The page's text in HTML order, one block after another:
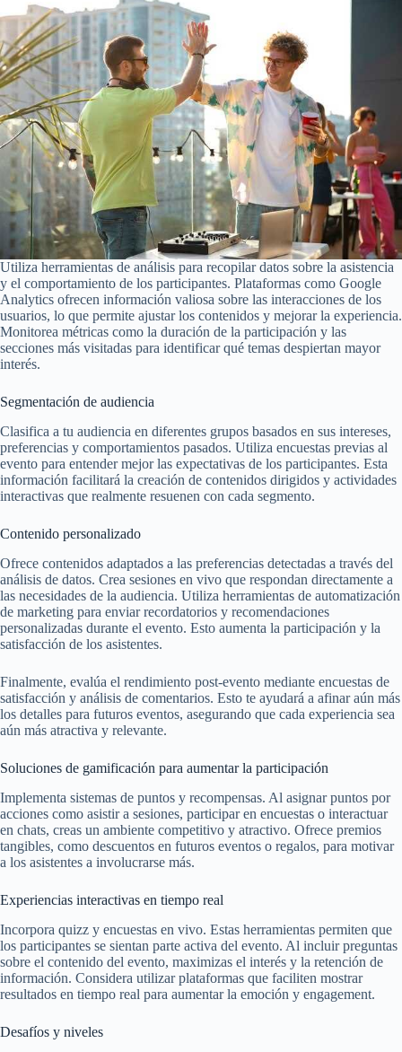
Utiliza herramientas de análisis para recopilar datos sobre la asistencia
y el comportamiento de los participantes. Plataformas como Google
Analytics ofrecen información valiosa sobre las interacciones de los
usuarios, lo que permite ajustar los contenidos y mejorar la experiencia.
Monitorea métricas como la duración de la participación y las
secciones más visitadas para identificar qué temas despiertan mayor
interés.
Segmentación de audiencia
Clasifica a tu audiencia en diferentes grupos basados en sus intereses,
preferencias y comportamientos pasados. Utiliza encuestas previas al
evento para entender mejor las expectativas de los participantes. Esta
información facilitará la creación de contenidos dirigidos y actividades
interactivas que realmente resuenen con cada segmento.
Contenido personalizado
Ofrece contenidos adaptados a las preferencias detectadas a través del
análisis de datos. Crea sesiones en vivo que respondan directamente a
las necesidades de la audiencia. Utiliza herramientas de automatización
de marketing para enviar recordatorios y recomendaciones
personalizadas durante el evento. Esto aumenta la participación y la
satisfacción de los asistentes.
Finalmente, evalúa el rendimiento post-evento mediante encuestas de
satisfacción y análisis de comentarios. Esto te ayudará a afinar aún más
los detalles para futuros eventos, asegurando que cada experiencia sea
aún más atractiva y relevante.
Soluciones de gamificación para aumentar la participación
Implementa sistemas de puntos y recompensas. Al asignar puntos por
acciones como asistir a sesiones, participar en encuestas o interactuar
en chats, creas un ambiente competitivo y atractivo. Ofrece premios
tangibles, como descuentos en futuros eventos o regalos, para motivar
a los asistentes a involucrarse más.
Experiencias interactivas en tiempo real
Incorpora quizz y encuestas en vivo. Estas herramientas permiten que
los participantes se sientan parte activa del evento. Al incluir preguntas
sobre el contenido del evento, maximizas el interés y la retención de
información. Considera utilizar plataformas que faciliten mostrar
resultados en tiempo real para aumentar la emoción y engagement.
Desafíos y niveles